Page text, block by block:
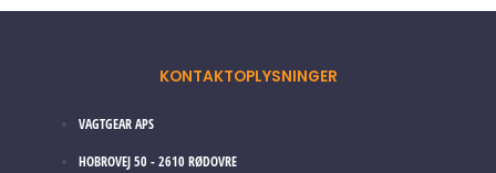
KONTAKTOPLYSNINGER
VAGTGEAR APS
HOBROVEJ 50 - 2610 RØDOVRE